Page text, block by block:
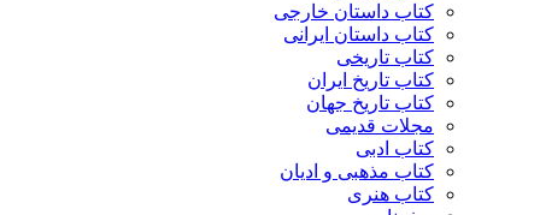
کتاب داستان خارجی
کتاب داستان ایرانی
کتاب تاریخی
کتاب تاریخ ایران
کتاب تاریخ جهان
مجلات قدیمی
کتاب ادبی
کتاب مذهبی و ادیان
کتاب هنری